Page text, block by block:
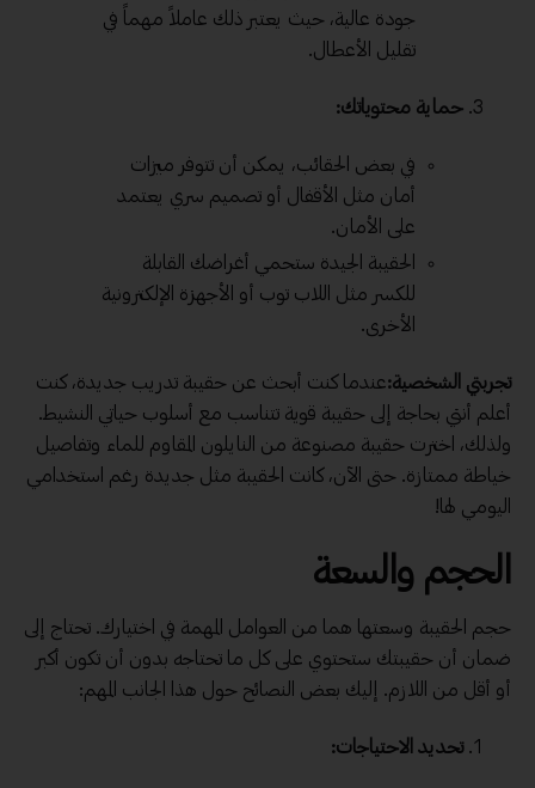
جودة عالية، حيث يعتبر ذلك عاملاً مهماً في
تقليل الأعطال.
حماية محتوياتك:
في بعض الحقائب، يمكن أن تتوفر ميزات
أمان مثل الأقفال أو تصميم سري يعتمد
على الأمان.
الحقيبة الجيدة ستحمي أغراضك القابلة
للكسر مثل اللاب توب أو الأجهزة الإلكترونية
الأخرى.
تجربتي الشخصية:عندما كنت أبحث عن حقيبة تدريب جديدة، كنت
أعلم أنني بحاجة إلى حقيبة قوية تتناسب مع أسلوب حياتي النشيط.
ولذلك، اخترت حقيبة مصنوعة من النايلون المقاوم للماء وتفاصيل
خياطة ممتازة. حتى الآن، كانت الحقيبة مثل جديدة رغم استخدامي
اليومي لها!
الحجم والسعة
حجم الحقيبة وسعتها هما من العوامل المهمة في اختيارك. تحتاج إلى
ضمان أن حقيبتك ستحتوي على كل ما تحتاجه بدون أن تكون أكبر
أو أقل من اللازم. إليك بعض النصائح حول هذا الجانب المهم:
تحديد الاحتياجات: